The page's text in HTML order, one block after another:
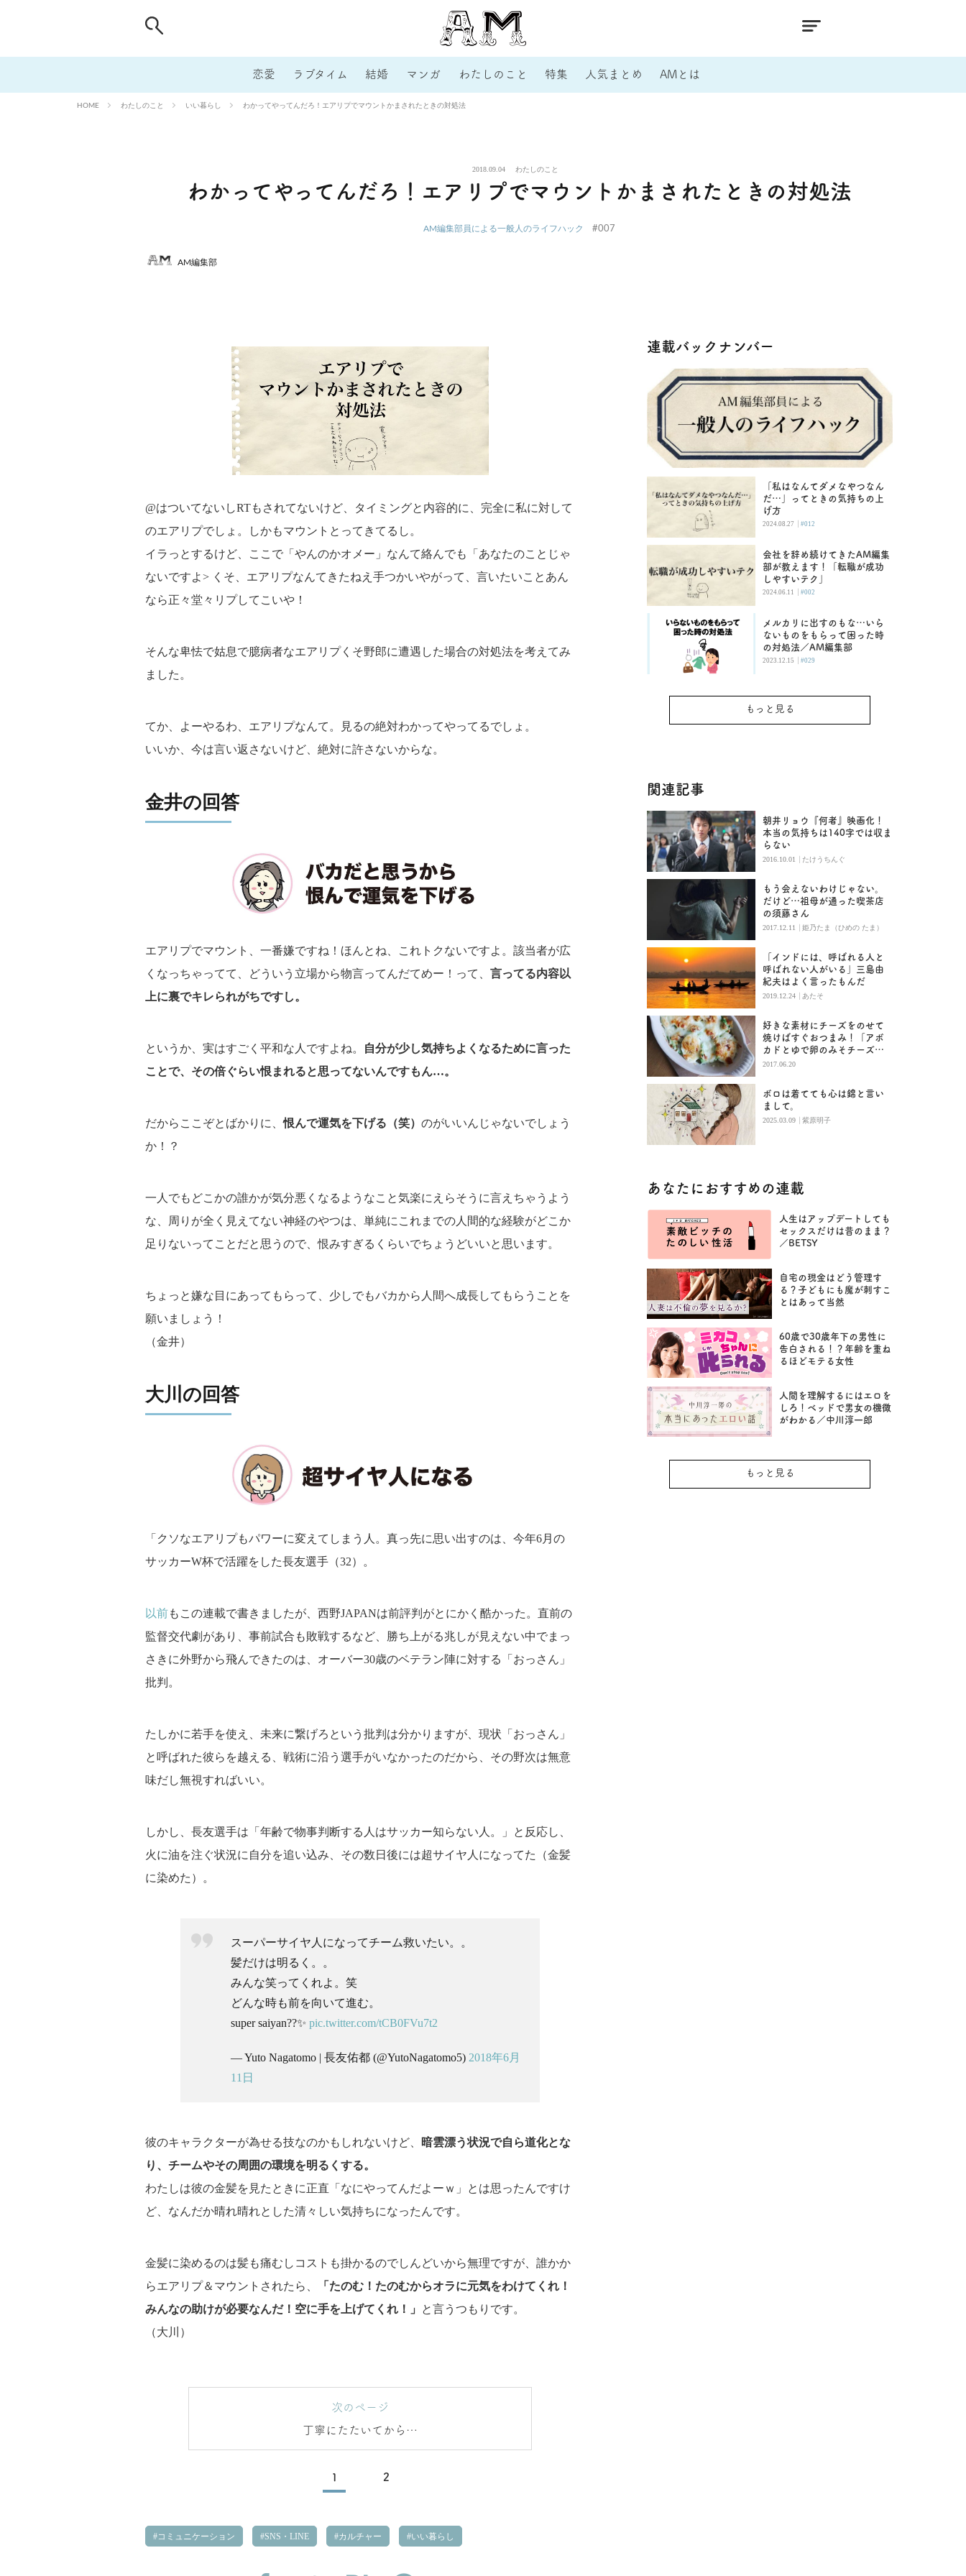
恋愛 ラブタイム 結婚 マンガ わたしのこと 特集 人気まとめ AMとは
HOME わたしのこと いい暮らし わかってやってんだろ！エアリプでマウントかまされたときの対処法
2018.09.04 わたしのこと
わかってやってんだろ！エアリプでマウントかまされたときの対処法
AM編集部員による一般人のライフハック #007
AM編集部
@はついてないしRTもされてないけど、タイミングと内容的に、完全に私に対して
のエアリプでしょ。しかもマウントとってきてるし。
イラっとするけど、ここで「やんのかオメー」なんて絡んでも「あなたのことじゃ
ないですよ> くそ、エアリプなんてきたねえ手つかいやがって、言いたいことあん
なら正々堂々リプしてこいや！
そんな卑怯で姑息で臆病者なエアリプくそ野郎に遭遇した場合の対処法を考えてみ
ました。
てか、よーやるわ、エアリプなんて。見るの絶対わかってやってるでしょ。
いいか、今は言い返さないけど、絶対に許さないからな。
金井の回答
エアリプでマウント、一番嫌ですね！ほんとね、これトクないですよ。該当者が広
くなっちゃってて、どういう立場から物言ってんだてめー！って、 言ってる内容以
上に裏でキレられがちですし。
というか、実はすごく平和な人ですよね。
自分が少し気持ちよくなるために言った
ことで、その倍ぐらい恨まれると思ってないんですもん…。
だからここぞとばかりに、恨んで運気を下げる（笑） のがいいんじゃないでしょう
か！？
一人でもどこかの誰かが気分悪くなるようなこと気楽にえらそうに言えちゃうよう
な、周りが全く見えてない神経のやつは、単純にこれまでの人間的な経験がどこか
足りないってことだと思うので、恨みすぎるくらいでちょうどいいと思います。
ちょっと嫌な目にあってもらって、少しでもバカから人間へ成長してもらうことを
願いましょう！
（金井）
大川の回答
「クソなエアリプもパワーに変えてしまう人。真っ先に思い出すのは、今年6月の
サッカーW杯で活躍をした長友選手（32）。
以前もこの連載で書きましたが、西野JAPANは前評判がとにかく酷かった。直前の
監督交代劇があり、事前試合も敗戦するなど、勝ち上がる兆しが見えない中でまっ
さきに外野から飛んできたのは、オーバー30歳のベテラン陣に対する「おっさん」
批判。
たしかに若手を使え、未来に繋げろという批判は分かりますが、現状「おっさん」
と呼ばれた彼らを越える、戦術に沿う選手がいなかったのだから、その野次は無意
味だし無視すればいい。
しかし、長友選手は「年齢で物事判断する人はサッカー知らない人。」と反応し、
火に油を注ぐ状況に自分を追い込み、その数日後には超サイヤ人になってた（金髪
に染めた）。
スーパーサイヤ人になってチーム救いたい。。
髪だけは明るく。。
みんな笑ってくれよ。笑
どんな時も前を向いて進む。
super saiyan??✨ pic.twitter.com/tCB0FVu7t2
— Yuto Nagatomo | 長友佑都 (@YutoNagatomo5) 2018年6月
11日
彼のキャラクターが為せる技なのかもしれないけど、
暗雲漂う状況で自ら道化とな
り、チームやその周囲の環境を明るくする。
わたしは彼の金髪を見たときに正直「なにやってんだよーｗ」とは思ったんですけ
ど、なんだか晴れ晴れとした清々しい気持ちになったんです。
金髪に染めるのは髪も痛むしコストも掛かるのでしんどいから無理ですが、誰かか
らエアリプ＆マウントされたら、
「たのむ！たのむからオラに元気をわけてくれ！
みんなの助けが必要なんだ！空に手を上げてくれ！」
と言うつもりです。
（大川）
次のページ
丁寧にたたいてから…
1 2
コミュニケーション SNS・LINE カルチャー いい暮らし
連載バックナンバー
「私はなんてダメなやつなん
だ…」ってときの気持ちの上
げ方
2024.08.27 | #012
会社を辞め続けてきたAM編集
部が教えます！「転職が成功
しやすいテク」
2024.06.11 | #002
メルカリに出すのもな…いら
ないものをもらって困った時
の対処法／AM編集部
2023.12.15 | #029
もっと見る
関連記事
朝井リョウ『何者』映画化！
本当の気持ちは140字では収ま
らない
2016.10.01 | たけうちんぐ
もう会えないわけじゃない。
だけど…祖母が通った喫茶店
の須藤さん
2017.12.11 | 姫乃たま（ひめの たま）
「インドには、呼ばれる人と
呼ばれない人がいる」三島由
紀夫はよく言ったもんだ
2019.12.24 | あたそ
好きな素材にチーズをのせて
焼けばすぐおつまみ！「アボ
カドとゆで卵のみそチーズ焼
き」
2017.06.20
ボロは着てても心は錦と言い
まして。
2025.03.09 | 紫原明子
あなたにおすすめの連載
人生はアップデートしても
セックスだけは昔のまま？
／BETSY
自宅の現金はどう管理す
る？子どもにも魔が刺すこ
とはあって当然
60歳で30歳年下の男性に
告白される！？年齢を重ね
るほどモテる女性
人間を理解するにはエロを
しろ！ベッドで男女の機微
がわかる／中川淳一郎
もっと見る